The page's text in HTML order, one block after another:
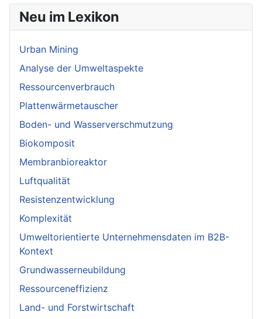
Neu im Lexikon
Urban Mining
Analyse der Umweltaspekte
Ressourcenverbrauch
Plattenwärmetauscher
Boden- und Wasserverschmutzung
Biokomposit
Membranbioreaktor
Luftqualität
Resistenzentwicklung
Komplexität
Umweltorientierte Unternehmensdaten im B2B-
Kontext
Grundwasserneubildung
Ressourceneffizienz
Land- und Forstwirtschaft